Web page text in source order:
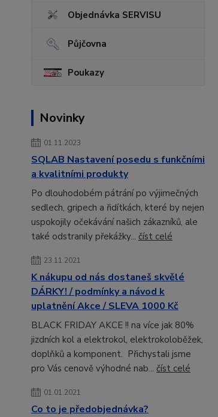
Objednávka SERVISU
Půjčovna
Poukazy
Novinky
01.11.2023
SQLAB Nastavení posedu s funkčními
a kvalitními produkty
Po dlouhodobém pátrání po výjimečných
sedlech, gripech a řidítkách, které by nejen
uspokojily očekávání našich zákazníků, ale
také odstranily překážky... číst celé
23.11.2021
K nákupu od nás dostaneš skvělé
DÁRKY! / podmínky a návod k
uplatnění Akce / SLEVA 1000 Kč
BLACK FRIDAY AKCE !! na více jak 80%
jizdních kol a elektrokol, elektrokoloběžek,
doplňků a komponent. Přichystali jsme
pro Vás cenově výhodné nab... číst celé
01.01.2021
Co to je předobjednávka?